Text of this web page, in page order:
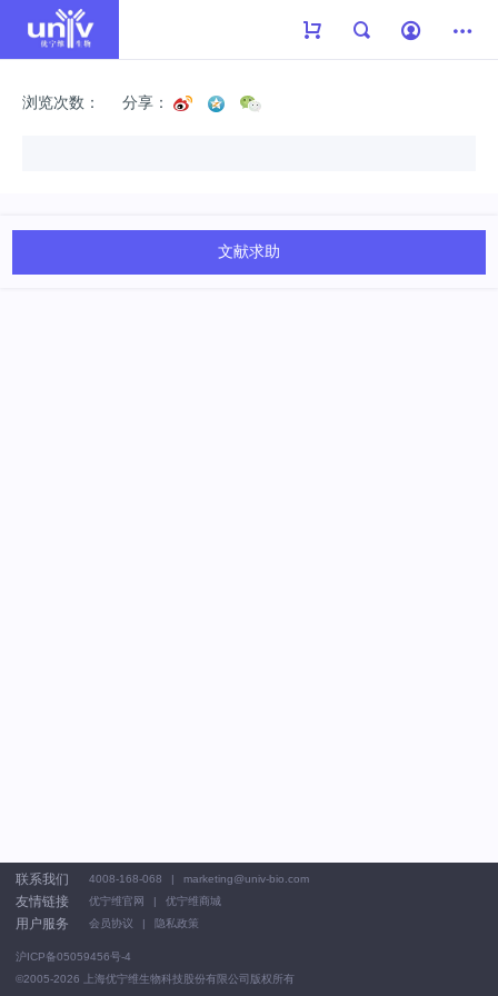
浏览次数： 分享：
文献求助
联系我们 4008-168-068 marketing@univ-bio.com
友情链接 优宁维官网 优宁维商城
用户服务 会员协议 隐私政策
沪ICP备05059456号-4
©2005-2026 上海优宁维生物科技股份有限公司版权所有